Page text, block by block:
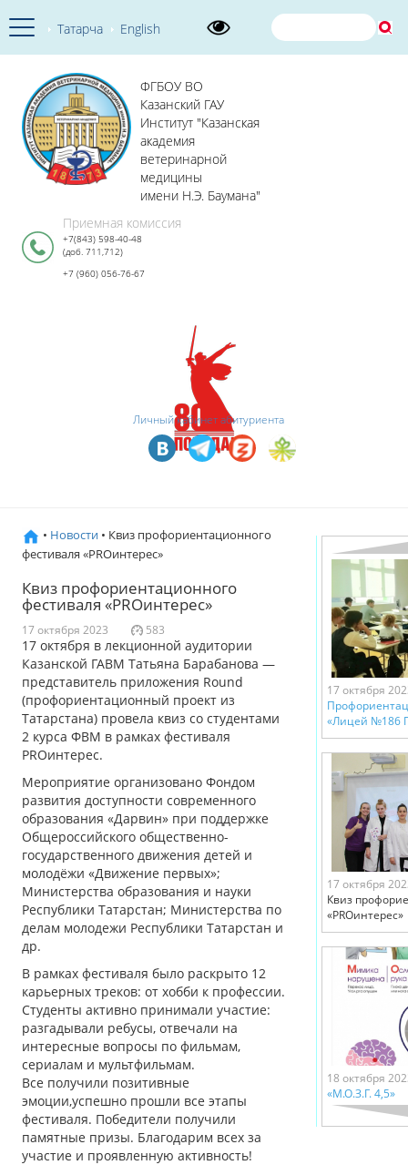
Татарча English
ФГБОУ ВО
Казанский ГАУ
Институт "Казанская
академия
ветеринарной
медицины
имени Н.Э. Баумана"
Приемная комиссия
+7(843) 598-40-48
(доб. 711,712)
+7 (960) 056-76-67
Личный кабинет абитуриента
• Новости • Квиз профориентационного
фестиваля «PROинтерес»
Квиз профориентационного
фестиваля «PROинтерес»
17 октября 2023 583
17 октября в лекционной аудитории
Казанской ГАВМ Татьяна Барабанова —
представитель приложения Round
(профориентационный проект из
Татарстана) провела квиз со студентами
2 курса ФВМ в рамках фестиваля
PROинтерес.
Мероприятие организовано Фондом
развития доступности современного
образования «Дарвин» при поддержке
Общероссийского общественно-
государственного движения детей и
молодёжи «Движение первых»;
Министерства образования и науки
Республики Татарстан; Министерства по
делам молодежи Республики Татарстан и
др.
В рамках фестиваля было раскрыто 12
карьерных треков: от хобби к профессии.
Студенты активно принимали участие:
разгадывали ребусы, отвечали на
интересные вопросы по фильмам,
сериалам и мультфильмам.
Все получили позитивные
эмоции,успешно прошли все этапы
фестиваля. Победители получили
памятные призы. Благодарим всех за
участие и проявленную активность!
17 октября
«Лицей №186
17 октября
Квиз
«PROинтерес»
18 октября
«М.О.З.Г. 4,5»